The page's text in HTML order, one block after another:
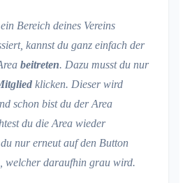
ändern
Bereich deines Vereins
kannst du ganz einfach der
beitreten. Dazu musst du nur
klicken. Dieser wird
schon bist du der Area
du die Area wieder
nur erneut auf den Button
welcher daraufhin grau wird.